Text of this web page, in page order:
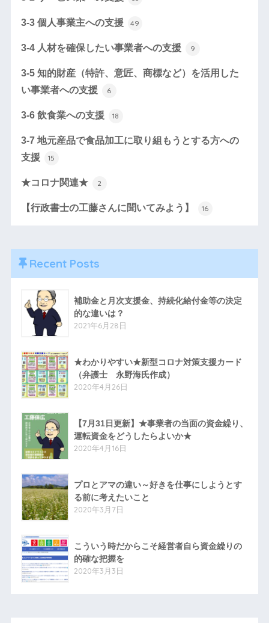
3-3 個人事業主への支援 49
3-4 人材を確保したい事業者への支援 9
3-5 知的財産（特許、意匠、商標など）を活用した
い事業者への支援
6
3-6 飲食業への支援 18
3-7 地元産品で食品加工に取り組もうとする方への
支援
15
★コロナ関連★ 2
【行政書士の工藤さんに聞いてみよう】 16
Recent Posts
補助金と月次支援金、持続化給付金等の決定
的な違いは？
2021年6月28日
★わかりやすい★新型コロナ対策支援カード
（弁護士 永野海氏作成）
2020年4月26日
【7月31日更新】★事業者の当面の資金繰り、
運転資金をどうしたらよいか★
2020年4月16日
プロとアマの違い～好きを仕事にしようとす
る前に考えたいこと
2020年3月7日
こういう時だからこそ経営者自ら資金繰りの
的確な把握を
2020年3月3日